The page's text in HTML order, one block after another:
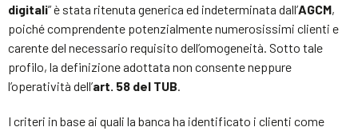
digitali” è stata ritenuta generica ed indeterminata dall’AGCM,
poiché comprendente potenzialmente numerosissimi clienti e
carente del necessario requisito dell’omogeneità. Sotto tale
profilo, la definizione adottata non consente neppure
l’operatività dell’art. 58 del TUB.
I criteri in base ai quali la banca ha identificato i clienti come